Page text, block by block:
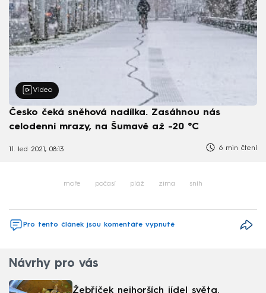
Video
Česko čeká sněhová nadílka. Zasáhnou nás
celodenní mrazy, na Šumavě až -20 °C
11. led 2021, 08:13 6 min čtení
moře počasí pláž zima sníh
Pro tento článek jsou komentáře vypnuté
Návrhy pro vás
Žebříček nejhorších jídel světa.